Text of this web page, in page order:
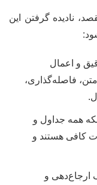
نادیده گرفتن این
و اعمال
فاصله‌گذاری،
همه جداول و
کافی هستند و
ارجاع‌دهی و